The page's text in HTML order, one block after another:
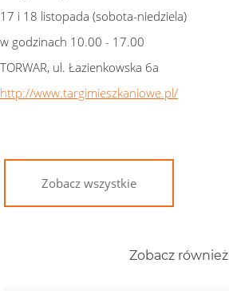
17 i 18 listopada (sobota-niedziela)
w godzinach 10.00 - 17.00
TORWAR, ul. Łazienkowska 6a
http://www.targimieszkaniowe.pl/
Zobacz wszystkie
Zobacz również